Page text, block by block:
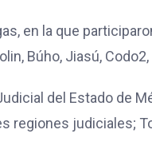
en la que
Búho, Jiasú,
del Estado de
regiones judiciales;